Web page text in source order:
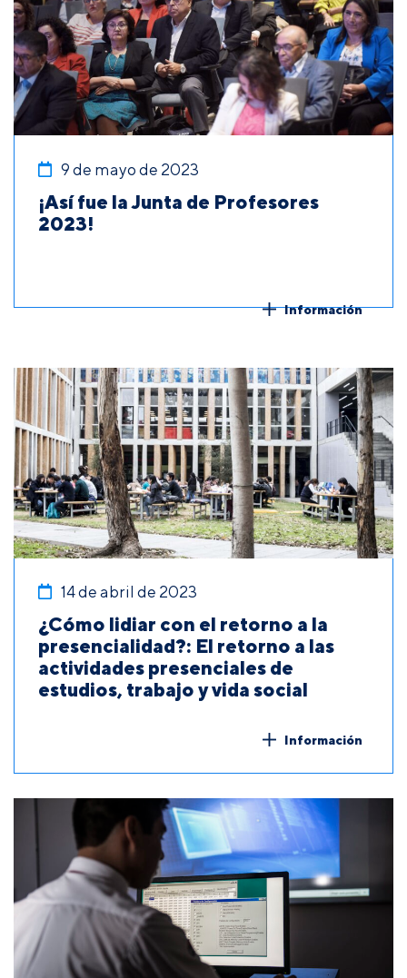
9 de mayo de 2023
¡Así fue la Junta de Profesores
2023!
Información
14 de abril de 2023
¿Cómo lidiar con el retorno a la
presencialidad?: El retorno a las
actividades presenciales de
estudios, trabajo y vida social
Información